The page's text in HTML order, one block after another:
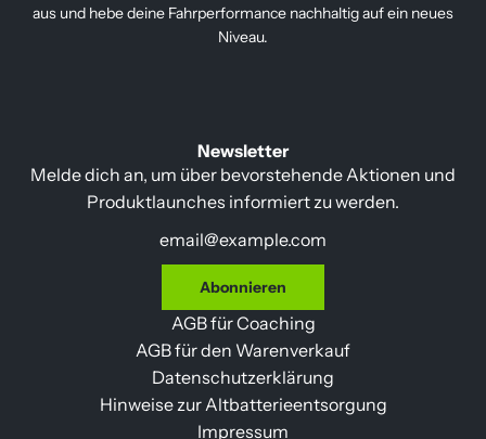
aus und hebe deine Fahrperformance nachhaltig auf ein neues
Niveau.
Newsletter
Melde dich an, um über bevorstehende Aktionen und
Produktlaunches informiert zu werden.
Abonnieren
AGB für Coaching
AGB für den Warenverkauf
Datenschutzerklärung
Hinweise zur Altbatterieentsorgung
Impressum